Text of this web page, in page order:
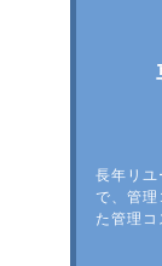
長年リユ
で、管理
た管理コ